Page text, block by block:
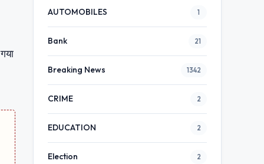
AUTOMOBILES 1
Bank 21
Breaking News 1342
CRIME 2
EDUCATION 2
Election 2